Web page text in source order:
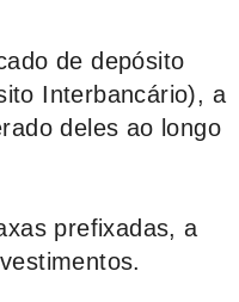
de depósito
Interbancário), a
deles ao longo
prefixadas, a